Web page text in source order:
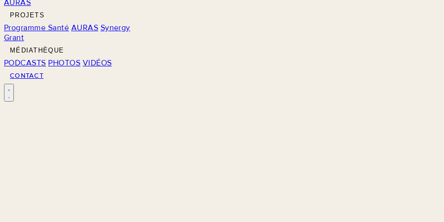
AURAS
PROJETS
Programme Santé AURAS Synergy
Grant
MÉDIATHÈQUE
PODCASTS PHOTOS VIDÉOS
CONTACT